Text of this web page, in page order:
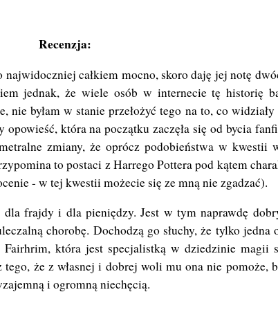
Recenzja:
całkiem mocno, skoro daję jej notę
jednak, że wiele osób w internecie tę historię
nie byłam w stanie przełożyć tego na to, co
która na początku zaczęła się od bycia
zmiany, że oprócz podobieństwa w kwestii
to postaci z Harrego Pottera pod kątem
- w tej kwestii możecie się ze mną nie zgadzać).
frajdy i dla pieniędzy. Jest w tym naprawdę
chorobę. Dochodzą go słuchy, że tylko jedna
która jest specjalistką w dziedzinie magii
tego, że z własnej i dobrej woli mu ona nie pomoże,
i ogromną niechęcią.